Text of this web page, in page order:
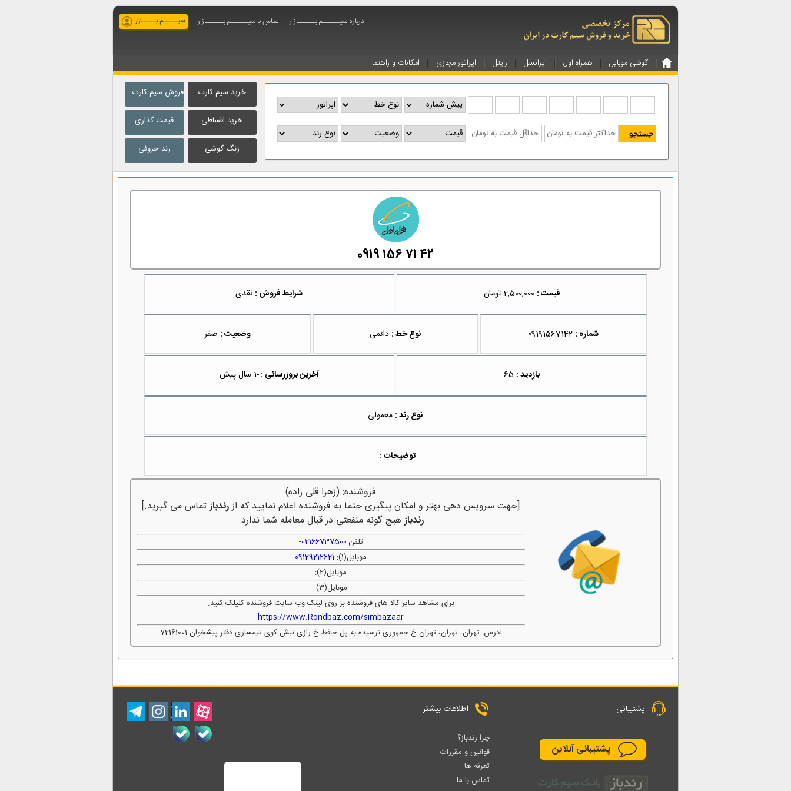
سیــــــم بــــــازار درباره سیــــــم بــــــازار تماس با سیــــــم بــــــازار
گوشی موبایل همراه اول ایرانسل رایتل اپراتور مجازی امکانات و راهنما
فروش سیم کارت
قیمت گذاری
رند حروفی
خرید سیم کارت
خرید اقساطی
زنگ گوشی
0919 156 71 42
قیمت : 2,500,000 تومان شرایط فروش : نقدی
شماره : 09191567142 نوع خط : دائمی وضعیت : صفر
بازدید : آخرین بروزرسانی :-1 سال پیش
نوع رند : معمولی
توضیحات : -
فروشنده: (زهرا قلی زاده)
[جهت سرویس دهی بهتر و امکان پیگیری حتما به فروشنده اعلام نمایید که ازرندبازتماس می گیرید.]
رندبازهیچ گونه منفعتی در قبال معامله شما ندارد.
تلفن:02166737500
-
موبایل(1):
09129212621
موبایل(2):
موبایل(3):
برای مشاهد سایر کالا های فروشنده بر روی لینک وب سایت فروشنده کلیلک کنید.
https://www.Rondbaz.com/simbazaar
آدرس: تهران، تهران، تهران خ جمهوری نرسیده به پل حافظ خ رازی نبش کوی تیمساری دفتر پیشخوان 72161001
پشتیبانی
پشتیبانی آنلاین
اطلاعات بیشتر
چرا رندباز؟
قوانین و مقررات
تعرفه ها
تماس با ما